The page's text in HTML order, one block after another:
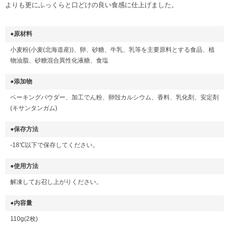
よりも更にふっくらと口どけの良い食感に仕上げました。
●原材料
小麦粉(小麦(北海道産))、卵、砂糖、牛乳、乳等を主要原料とする食品、植
物油脂、砂糖混合異性化液糖、食塩
●添加物
ベーキングパウダー、加工でん粉、卵殻カルシウム、香料、乳化剤、安定剤
(キサンタンガム)
●保存方法
-18℃以下で保存してください。
●使用方法
解凍してお召し上がりください。
●内容量
110g(2枚)